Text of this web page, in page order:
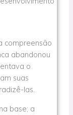
compreensão
abandonou
o
suas
las.
base; a